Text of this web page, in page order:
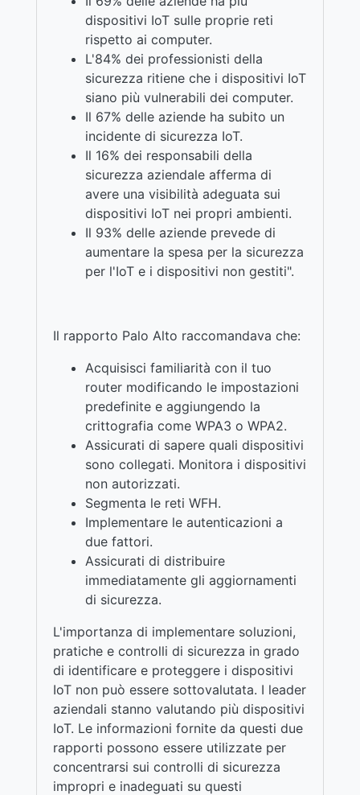
dispositivi IoT sulle proprie reti
rispetto ai computer.
L'84% dei professionisti della
sicurezza ritiene che i dispositivi IoT
siano più vulnerabili dei computer.
Il 67% delle aziende ha subito un
incidente di sicurezza IoT.
Il 16% dei responsabili della
sicurezza aziendale afferma di
avere una visibilità adeguata sui
dispositivi IoT nei propri ambienti.
Il 93% delle aziende prevede di
aumentare la spesa per la sicurezza
per l'IoT e i dispositivi non gestiti".
Il rapporto Palo Alto raccomandava che:
Acquisisci familiarità con il tuo
router modificando le impostazioni
predefinite e aggiungendo la
crittografia come WPA3 o WPA2.
Assicurati di sapere quali dispositivi
sono collegati. Monitora i dispositivi
non autorizzati.
Segmenta le reti WFH.
Implementare le autenticazioni a
due fattori.
Assicurati di distribuire
immediatamente gli aggiornamenti
di sicurezza.
L'importanza di implementare soluzioni,
pratiche e controlli di sicurezza in grado
di identificare e proteggere i dispositivi
IoT non può essere sottovalutata. I leader
aziendali stanno valutando più dispositivi
IoT. Le informazioni fornite da questi due
rapporti possono essere utilizzate per
concentrarsi sui controlli di sicurezza
impropri e inadeguati su questi